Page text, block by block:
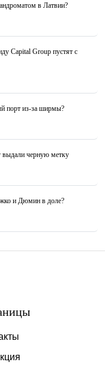
в Латвии?
Capital Group пустят с
порт из-за ширмы?
выдали черную метку
и Дюмин в доле?